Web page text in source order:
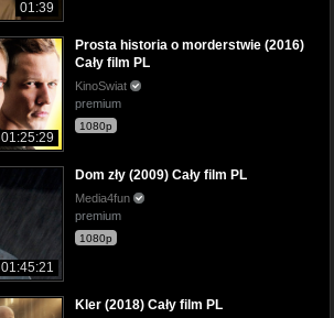
01:39
01:25:29
Prosta historia o morderstwie (2016)
Cały film PL
KinoSwiat
premium
1080p
01:45:21
Dom zły (2009) Cały film PL
Media4fun
premium
1080p
Kler (2018) Cały film PL